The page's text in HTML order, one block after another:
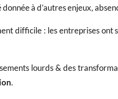
à d’autres enjeux,
difficile : les entreprises ont
lourds & des
.